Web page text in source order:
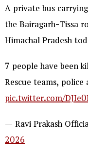
A private bus
the Bairagarh-Tissa
Himachal Pradesh
7 people have been
Rescue teams,
pic.twitter.com/
— Ravi Prakash
2026